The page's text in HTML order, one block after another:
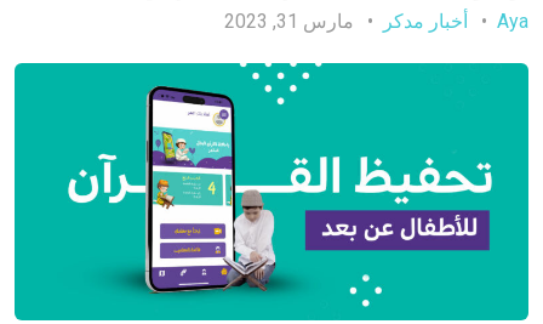
Aya أخبار مدكر مارس 31, 2023